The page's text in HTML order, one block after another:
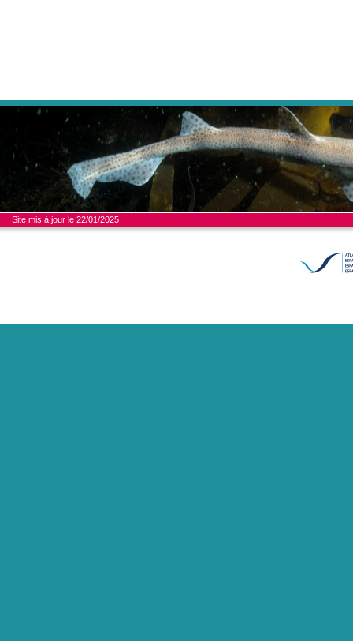
Site mis à jour le 22/01/2025